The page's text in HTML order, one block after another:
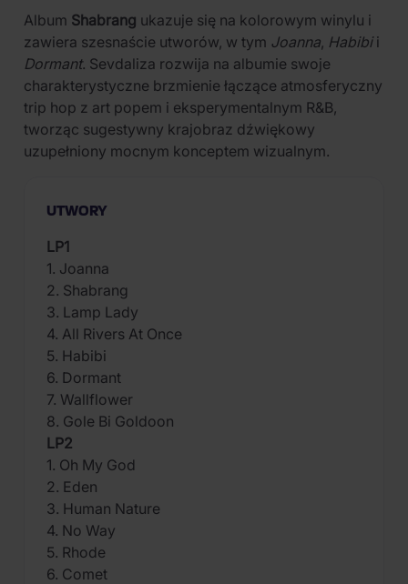
Album Shabrang ukazuje się na kolorowym winylu i
zawiera szesnaście utworów, w tym Joanna, Habibii
Dormant. Sevdaliza rozwija na albumie swoje
charakterystyczne brzmienie łączące atmosferyczny
trip hop z art popem i eksperymentalnym R&B,
tworząc sugestywny krajobraz dźwiękowy
uzupełniony mocnym konceptem wizualnym.
UTWORY
LP1
1. Joanna
2. Shabrang
3. Lamp Lady
4. All Rivers At Once
5. Habibi
6. Dormant
7. Wallflower
8. Gole Bi Goldoon
LP2
1. Oh My God
2. Eden
3. Human Nature
4. No Way
5. Rhode
6. Comet